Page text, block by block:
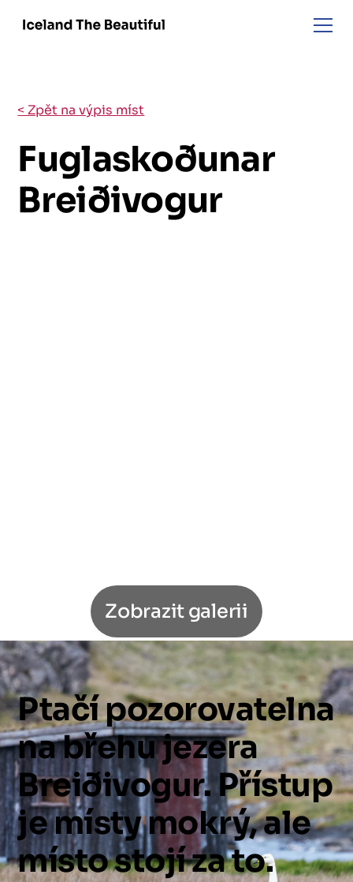
< Zpět na výpis míst
Fuglaskoðunar
Breiðivogur
Zobrazit galerii
Ptačípozorovatelna
nabřehujezera
Breiðivogur.Přístup
jemístymokrý,ale
místostojízato.